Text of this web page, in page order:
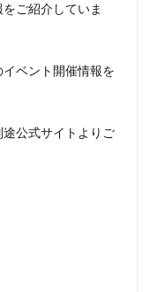
ご紹介していま
ベント開催情報を
公式サイトよりご